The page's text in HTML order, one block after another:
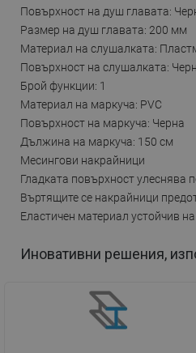
Повърхност на душ главата:
Размер на душ главата: 200 мм
Материал на слушалката:
Повърхност на слушалката:
Брой функции: 1
Материал на маркуча: PVC
Повърхност на маркуча: Черна
Дължина на маркуча: 150 см
Месингови накрайници
Гладката повърхност улеснява
Въртящите се накрайници
Еластичен материал устойчив
Иновативни решения,